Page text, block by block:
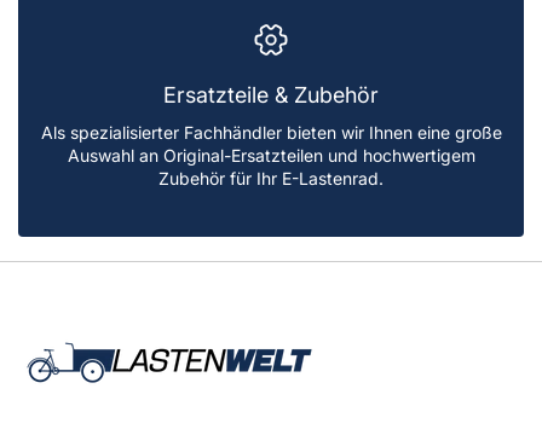
Ersatzteile & Zubehör
Als spezialisierter Fachhändler bieten wir Ihnen eine große
Auswahl an Original-Ersatzteilen und hochwertigem
Zubehör für Ihr E-Lastenrad.